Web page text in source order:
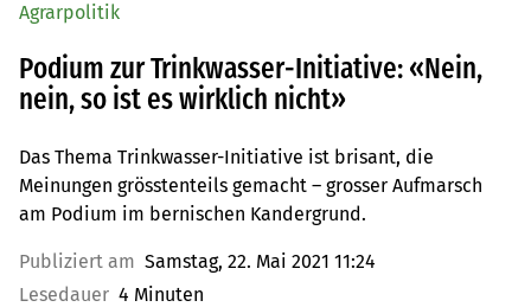
Agrarpolitik
Podium zur Trinkwasser-Initiative: «Nein,
nein, so ist es wirklich nicht»
Das Thema Trinkwasser-Initiative ist brisant, die
Meinungen grösstenteils gemacht – grosser Aufmarsch
am Podium im bernischen Kandergrund.
Publiziert am Samstag, 22. Mai 2021 11:24
Lesedauer 4 Minuten